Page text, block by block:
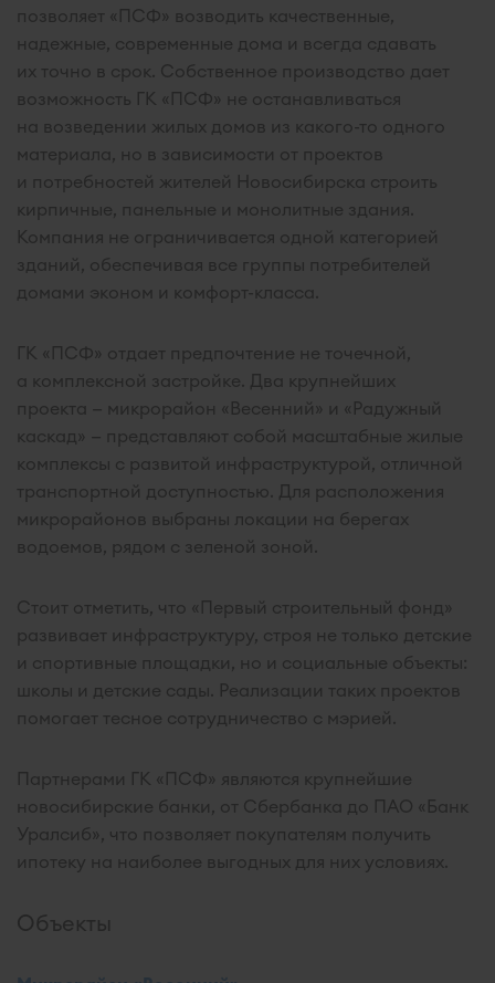
позволяет «ПСФ» возводить качественные,
надежные, современные дома и всегда сдавать
их точно в срок. Собственное производство дает
возможность ГК «ПСФ» не останавливаться
на возведении жилых домов из какого-то одного
материала, но в зависимости от проектов
и потребностей жителей Новосибирска строить
кирпичные, панельные и монолитные здания.
Компания не ограничивается одной категорией
зданий, обеспечивая все группы потребителей
домами эконом и комфорт-класса.
ГК «ПСФ» отдает предпочтение не точечной,
а комплексной застройке. Два крупнейших
проекта — микрорайон «Весенний» и «Радужный
каскад» — представляют собой масштабные жилые
комплексы с развитой инфраструктурой, отличной
транспортной доступностью. Для расположения
микрорайонов выбраны локации на берегах
водоемов, рядом с зеленой зоной.
Стоит отметить, что «Первый строительный фонд»
развивает инфраструктуру, строя не только детские
и спортивные площадки, но и социальные объекты:
школы и детские сады. Реализации таких проектов
помогает тесное сотрудничество с мэрией.
Партнерами ГК «ПСФ» являются крупнейшие
новосибирские банки, от Сбербанка до ПАО «Банк
Уралсиб», что позволяет покупателям получить
ипотеку на наиболее выгодных для них условиях.
Объекты